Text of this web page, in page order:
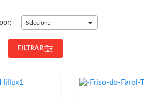
Selecione
FILTRAR